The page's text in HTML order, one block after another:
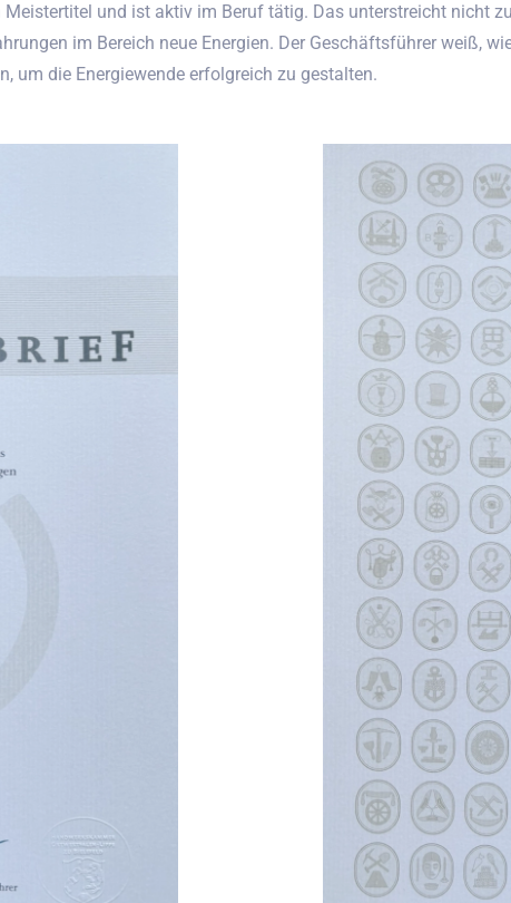
und ist aktiv im Beruf tätig. Das unterstreicht nicht
im Bereich neue Energien. Der Geschäftsführer weiß,
um die Energiewende erfolgreich zu gestalten.